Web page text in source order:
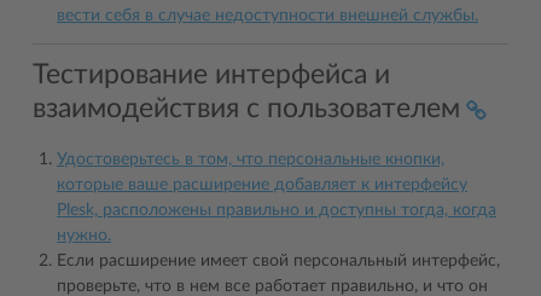
вести себя в случае недоступности внешней службы.
Тестирование интерфейса и
взаимодействия с пользователем
Удостоверьтесь в том, что персональные кнопки,
которые ваше расширение добавляет к интерфейсу
Plesk, расположены правильно и доступны тогда, когда
нужно.
Если расширение имеет свой персональный интерфейс,
проверьте, что в нем все работает правильно, и что он